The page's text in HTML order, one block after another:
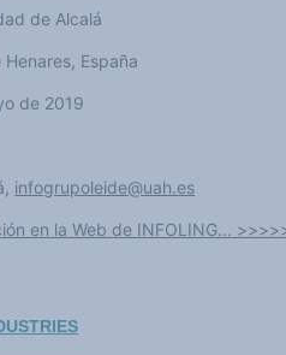
de Alcalá
España
de 2019
infogrupoleide@uah.es
en la Web de INFOLING...